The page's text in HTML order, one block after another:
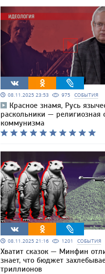
08.11.2025 23:53 975 СОБЫТИЯ
Красное знамя, Русь
раскольники — религиозная
коммунизма
08.11.2025 21:16 1201 СОБЫТИЯ
Хватит сказок — Минфин
знает, что бюджет
триллионов